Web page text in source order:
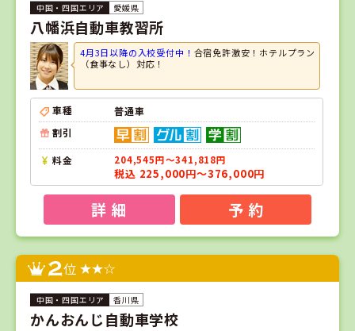
愛媛県
八幡浜自動車教習所
4月3日以降の入校受付中！ 合宿免許激安！ホテルプラン
（食事なし）対応！
車種
普通車
割引
料金 204,545円～341,818円
税込 225,000円～376,000円
詳 細 予 約
2位
香川県
かんおんじ自動車学校